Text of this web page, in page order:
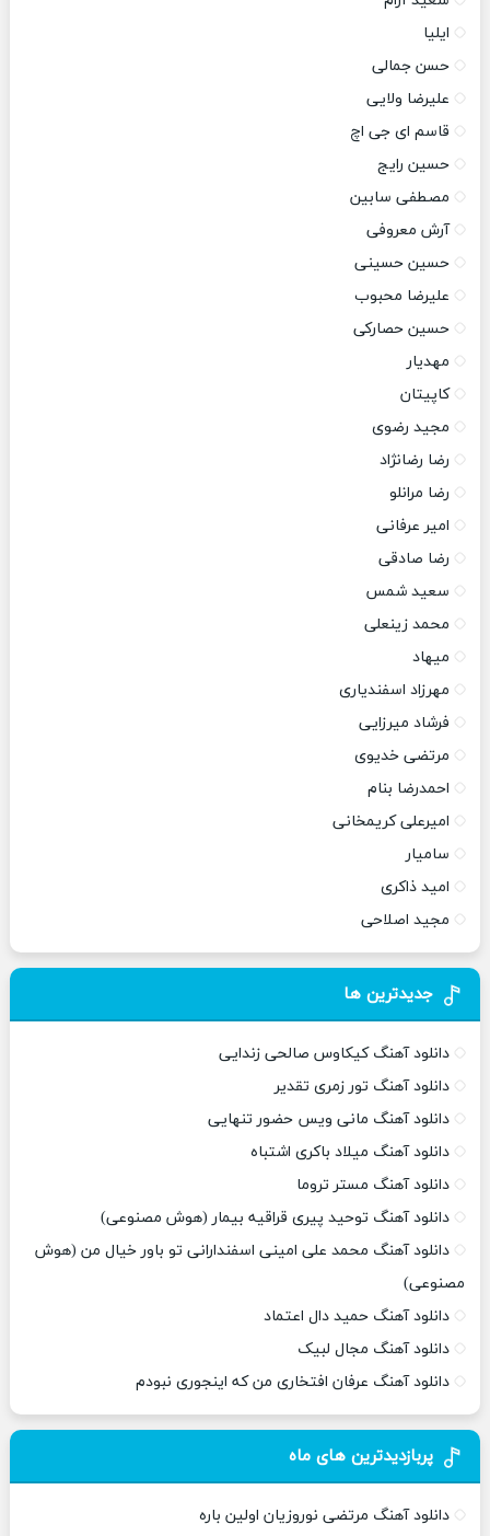
ایلیا
حسن جمالی
علیرضا ولایی
قاسم ای جی اچ
حسین رایج
مصطفی سابین
آرش معروفی
حسین حسینی
علیرضا محبوب
حسین حصارکی
مهدیار
کاپیتان
مجید رضوی
رضا رضانژاد
رضا مرانلو
امیر عرفانی
رضا صادقی
سعید شمس
محمد زینعلی
میهاد
مهرزاد اسفندیاری
فرشاد میرزایی
مرتضی خدیوی
احمدرضا بنام
امیرعلی کریمخانی
سامیار
امید ذاکری
مجید اصلاحی
جدیدترین ها
دانلود آهنگ کیکاوس صالحی زندایی
دانلود آهنگ تور زمری تقدیر
دانلود آهنگ مانی ویس حضور تنهایی
دانلود آهنگ میلاد باکری اشتباه
دانلود آهنگ مستر تروما
دانلود آهنگ توحید پیری قراقیه بیمار (هوش مصنوعی)
دانلود آهنگ محمد علی امینی اسفندارانی تو باور خیال من (هوش
مصنوعی)
دانلود آهنگ حمید دال اعتماد
دانلود آهنگ مجال لبیک
دانلود آهنگ عرفان افتخاری من که اینجوری نبودم
پربازدیدترین های ماه
دانلود آهنگ مرتضی نوروزیان اولین باره